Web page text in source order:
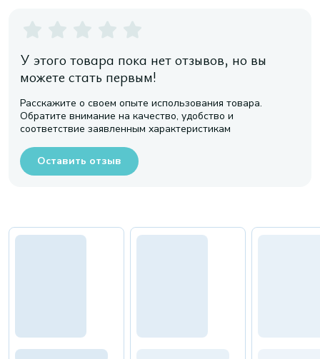
У этого товара пока нет отзывов, но вы
можете стать первым!
Расскажите о своем опыте использования товара.
Обратите внимание на качество, удобство и
соответствие заявленным характеристикам
Оставить отзыв